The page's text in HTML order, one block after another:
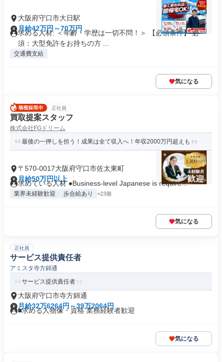
大阪府守口市大日駅
月給42万円～70万円
求める人材: ＜年齢・学歴は一切不問！＞ 【必須条件】 必
須：大型免許をお持ちの方 ...
交通費支給
気になる
正社員
買取提案スタッフ
株式会社FGドリーム
最後の一押しを担う！成果は全て収入へ！年収2000万円超えも
〒570-0017大阪府守口市佐太東町
月給50万円以上
求めている人材 ●Business-level Japanese is require...
業界未経験歓迎 歩合給あり +23個
気になる
正社員
サービス提供責任者
アミスタ寺方錦通
サービス提供責任者
大阪府守口市寺方錦通
月給32万6264円～39万2064円
■求める人物像・資格 業務経験者歓迎
気になる